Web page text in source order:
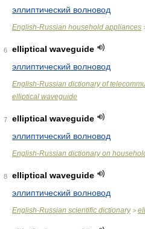
эллиптический волновод
English-Russian household appliances
6
elliptical waveguide
эллиптический волновод
English-Russian dictionary of
elliptical waveguide
7
elliptical waveguide
эллиптический волновод
English-Russian dictionary on
8
elliptical waveguide
эллиптический волновод
English-Russian scientific dictionary>